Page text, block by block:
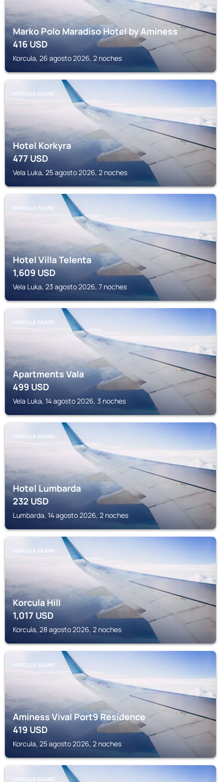
Marko Polo Maradiso Hotel by Aminess
416USD
Korcula, 26 agosto 2026, 2 noches
KORCULA ISLAND
Hotel Korkyra
477USD
Vela Luka, 25 agosto 2026, 2 noches
KORCULA ISLAND
Hotel Villa Telenta
1,609 USD
Vela Luka, 23 agosto 2026, 7 noches
KORCULA ISLAND
Apartments Vala
499USD
Vela Luka, 14 agosto 2026, 3 noches
KORCULA ISLAND
Hotel Lumbarda
232USD
Lumbarda, 14 agosto 2026, 2 noches
KORCULA ISLAND
Korcula Hill
1,017USD
Korcula, 28 agosto 2026, 2 noches
KORCULA ISLAND
Aminess Vival Port9 Residence
419USD
Korcula, 25 agosto 2026, 2 noches
KORCULA ISLAND